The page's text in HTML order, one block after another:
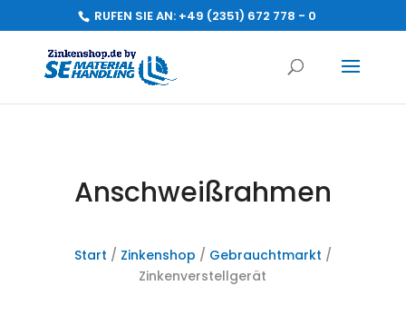
RUFEN SIE AN: +49 (2351) 672 778 - 0
Anschweißrahmen
Start / Zinkenshop / Gebrauchtmarkt /
Zinkenverstellgerät